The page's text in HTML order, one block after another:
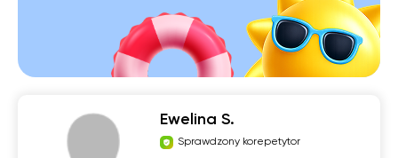
Ewelina S.
Sprawdzony korepetytor